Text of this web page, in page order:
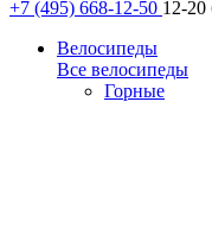
+7 (495) 668-12-50 12-20
Велосипеды
Все велосипеды
Горные